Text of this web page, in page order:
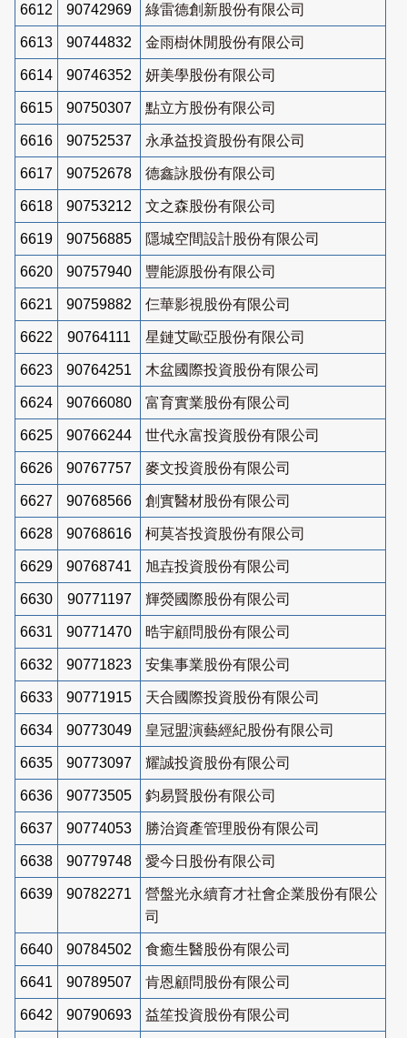
6612 90742969 綠雷德創新股份有限公司
6613 90744832 金雨樹休閒股份有限公司
6614 90746352 妍美學股份有限公司
6615 90750307 點立方股份有限公司
6616 90752537 永承益投資股份有限公司
6617 90752678 德鑫詠股份有限公司
6618 90753212 文之森股份有限公司
6619 90756885 隱城空間設計股份有限公司
6620 90757940 豐能源股份有限公司
6621 90759882 仨華影視股份有限公司
6622 90764111 星鏈艾歐亞股份有限公司
6623 90764251 木盆國際投資股份有限公司
6624 90766080 富育實業股份有限公司
6625 90766244 世代永富投資股份有限公司
6626 90767757 麥文投資股份有限公司
6627 90768566 創實醫材股份有限公司
6628 90768616 柯莫峇投資股份有限公司
6629 90768741 旭壵投資股份有限公司
6630 90771197 輝熒國際股份有限公司
6631 90771470 晧宇顧問股份有限公司
6632 90771823 安集事業股份有限公司
6633 90771915 天合國際投資股份有限公司
6634 90773049 皇冠盟演藝經紀股份有限公司
6635 90773097 耀誠投資股份有限公司
6636 90773505 鈞易賢股份有限公司
6637 90774053 勝治資產管理股份有限公司
6638 90779748 愛今日股份有限公司
6639 90782271
營盤光永續育才社會企業股份有限公
司
6640 90784502 食癒生醫股份有限公司
6641 90789507 肯恩顧問股份有限公司
6642 90790693 益笙投資股份有限公司